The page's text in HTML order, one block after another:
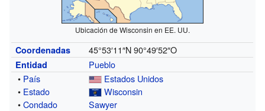
Ubicación de Wisconsin en EE. UU.
Coordenadas 45°53′11″N 90°49′52″O
Entidad
Pueblo
• País
Estados Unidos
• Estado
Wisconsin
•Condado Sawyer